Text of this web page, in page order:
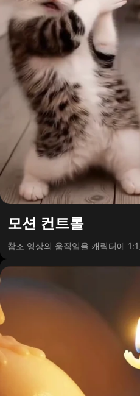
모션 컨트롤
참조 영상의 움직임을 캐릭터에